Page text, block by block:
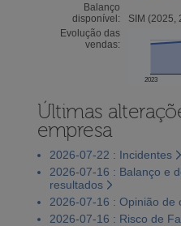
Balanço
disponível:
SIM (2025,
Evolução das
vendas:
2023
Últimas
empresa
2026-07-22 : Incidentes
2026-07-16 : Balanço e
resultados
2026-07-16 : Opinião de
2026-07-16 : Risco de